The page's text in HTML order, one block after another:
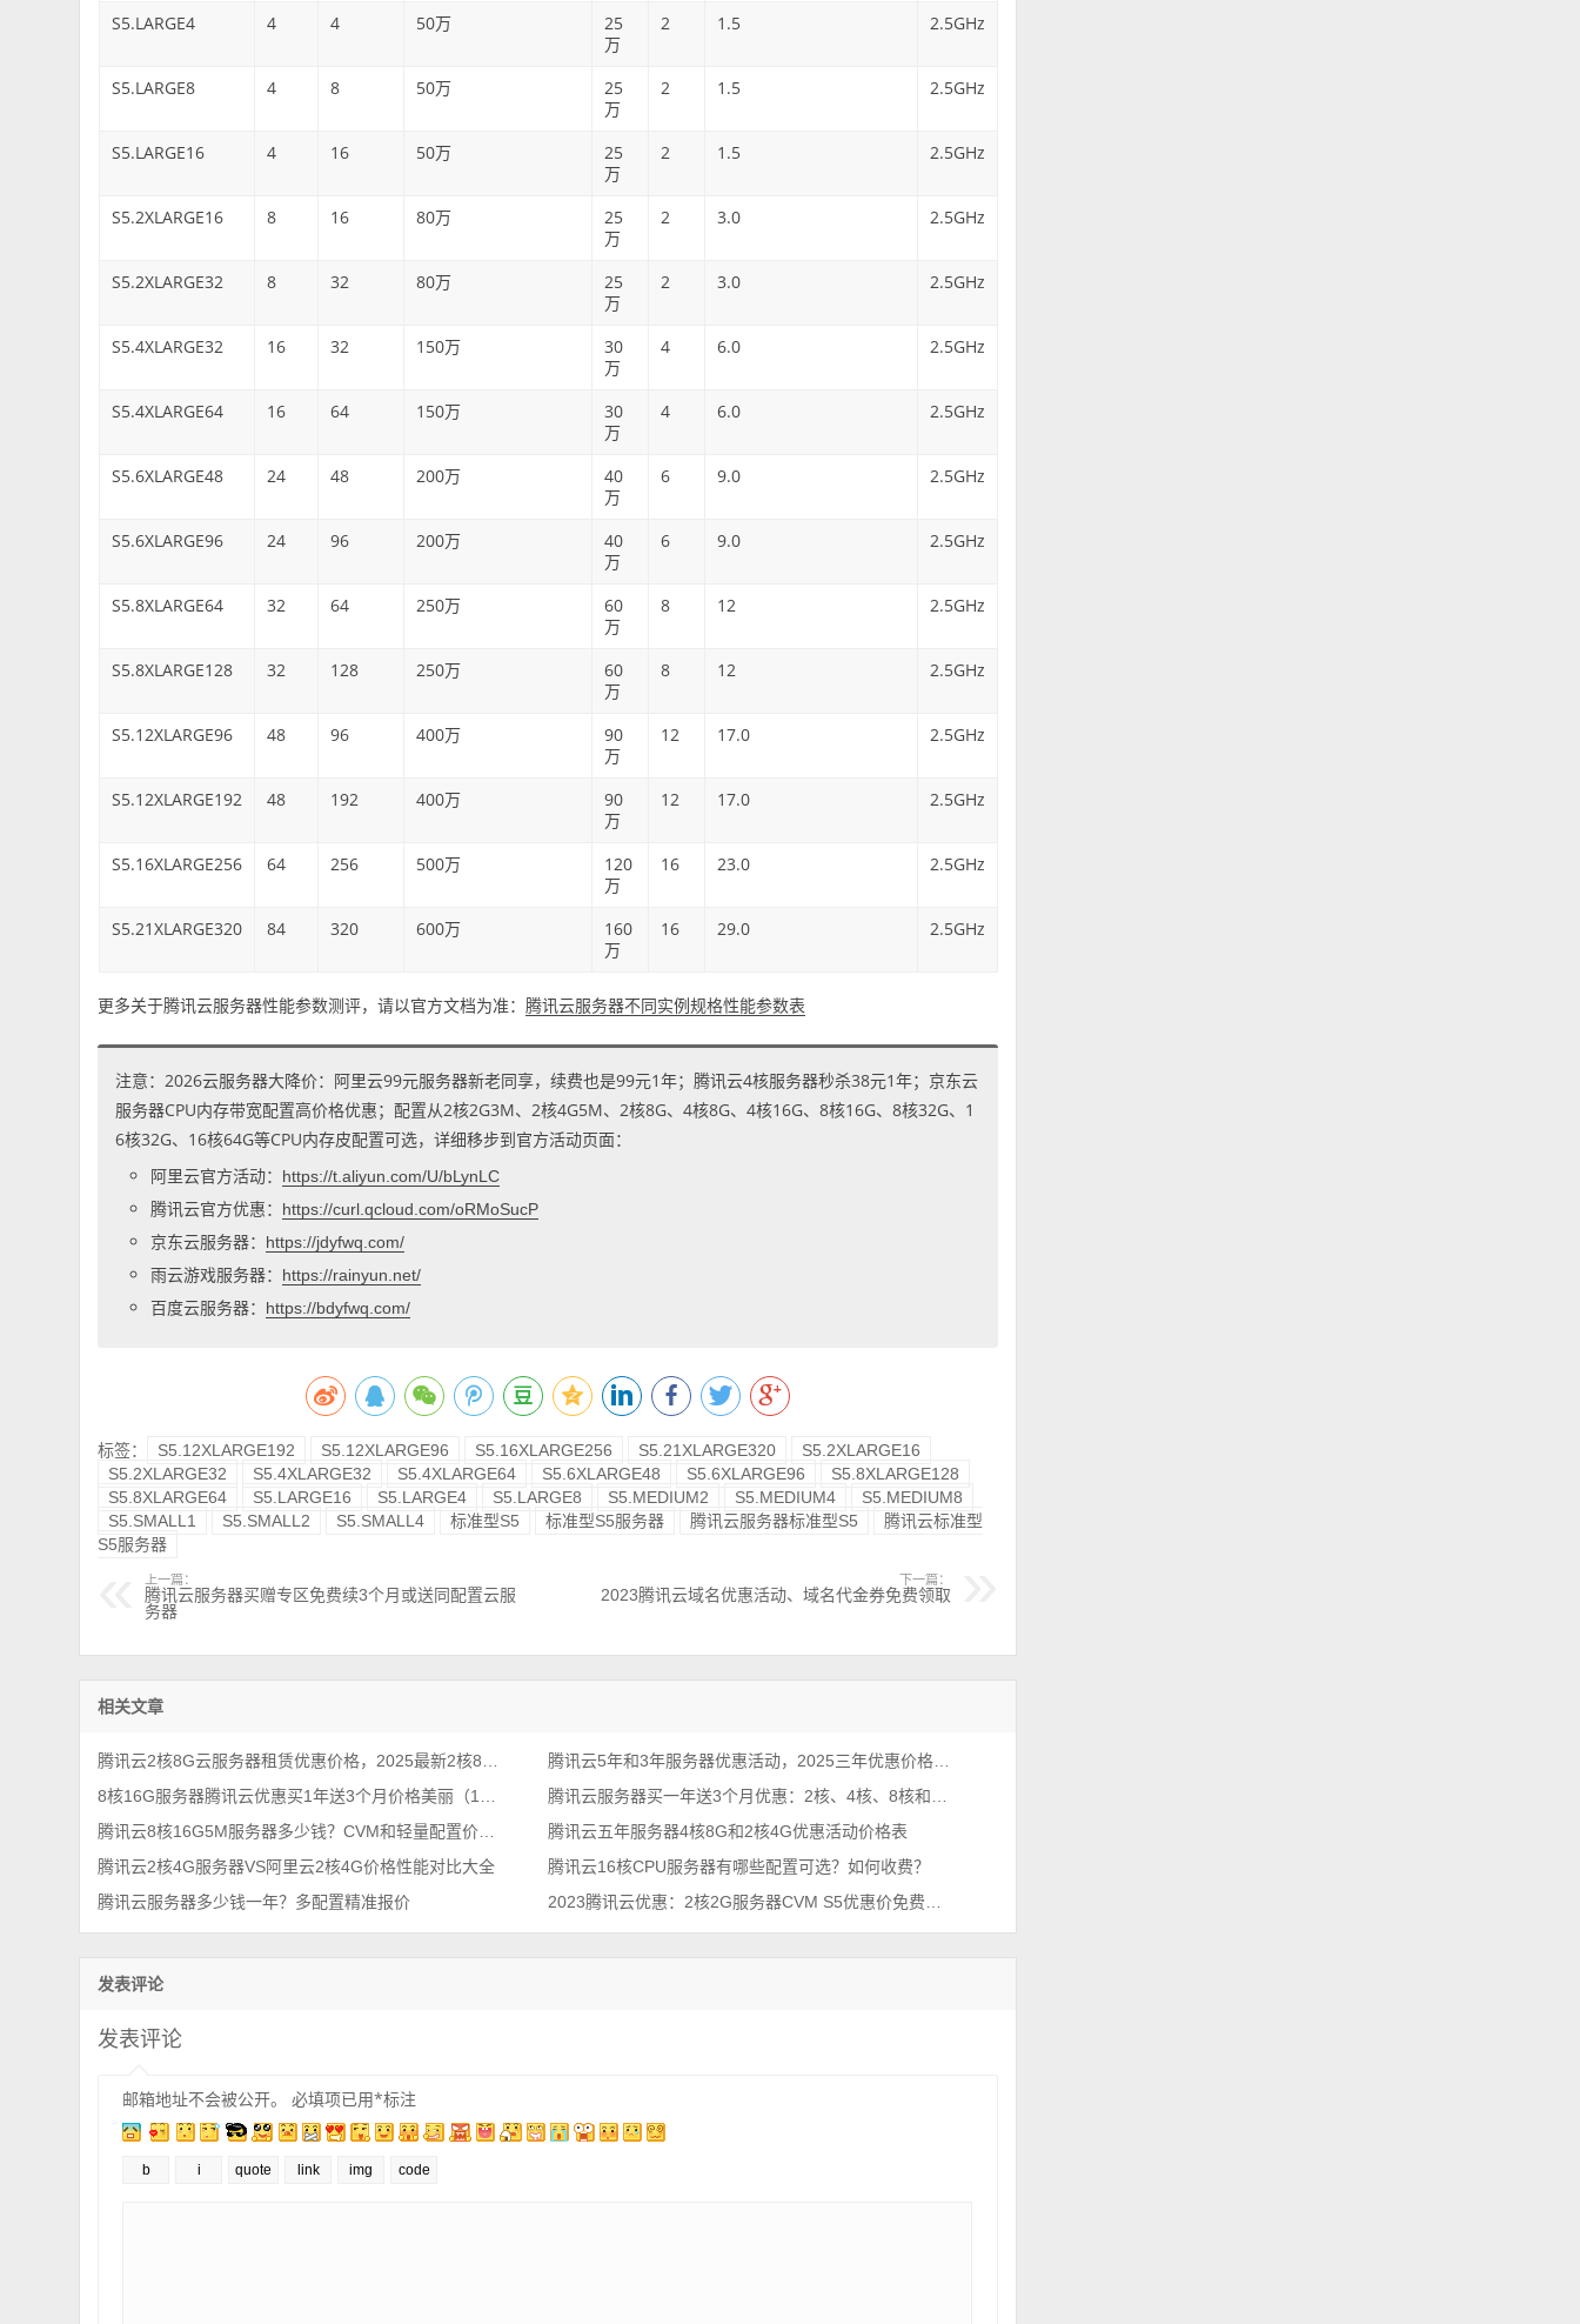
S5.LARGE4 4 4 50万
25
万
2 1.5 2.5GHz
S5.LARGE8 4 8 50万
25
万
2 1.5 2.5GHz
S5.LARGE16 4 16 50万
25
万
2 1.5 2.5GHz
S5.2XLARGE16 8 16 80万
25
万
2 3.0 2.5GHz
S5.2XLARGE32 8 32 80万
25
万
2 3.0 2.5GHz
S5.4XLARGE32 16 32 150万
30
万
4 6.0 2.5GHz
S5.4XLARGE64 16 64 150万
30
万
4 6.0 2.5GHz
S5.6XLARGE48 24 48 200万
40
万
6 9.0 2.5GHz
S5.6XLARGE96 24 96 200万
40
万
6 9.0 2.5GHz
S5.8XLARGE64 32 64 250万
60
万
8 12 2.5GHz
S5.8XLARGE128 32 128 250万
60
万
8 12 2.5GHz
S5.12XLARGE96 48 96 400万
90
万
12 17.0 2.5GHz
S5.12XLARGE192 48 192 400万
90
万
12 17.0 2.5GHz
S5.16XLARGE256 64 256 500万
120
万
16 23.0 2.5GHz
S5.21XLARGE320 84 320 600万
160
万
16 29.0 2.5GHz
更多关于腾讯云服务器性能参数测评，请以官方文档为准：腾讯云服务器不同实例规格性能参数表
注意：2026云服务器大降价：阿里云99元服务器新老同享，续费也是99元1年；腾讯云4核服务器秒杀38元1年；京东云
服务器CPU内存带宽配置高价格优惠；配置从2核2G3M、2核4G5M、2核8G、4核8G、4核16G、8核16G、8核32G、1
6核32G、16核64G等CPU内存皮配置可选，详细移步到官方活动页面：
阿里云官方活动：
https://t.aliyun.com/U/bLynLC
腾讯云官方优惠： https://curl.qcloud.com/oRMoSucP
京东云服务器： https://jdyfwq.com/
雨云游戏服务器： https://rainyun.net/
百度云服务器： https://bdyfwq.com/
标签： S5.12XLARGE192 S5.12XLARGE96 S5.16XLARGE256 S5.21XLARGE320
S5.2XLARGE16
S5.2XLARGE32
S5.4XLARGE32 S5.4XLARGE64 S5.6XLARGE48 S5.6XLARGE96
S5.8XLARGE128
S5.8XLARGE64
S5.LARGE16 S5.LARGE4 S5.LARGE8 S5.MEDIUM2 S5.MEDIUM4
S5.MEDIUM8
S5.SMALL1
S5.SMALL2 S5.SMALL4 标准型S5 标准型S5服务器 腾讯云服务器标准型S5
腾讯云标准型
S5服务器
上一篇：
腾讯云服务器买赠专区免费续3个月或送同配置云服
务器
下一篇：
2023腾讯云域名优惠活动、域名代金券免费领取
相关文章
腾讯云2核8G云服务器租赁优惠价格，2025最新2核8G配置收费标准
腾讯云5年和3年服务器优惠活动，2025三年优惠价格仅需368元
8核16G服务器腾讯云优惠买1年送3个月价格美丽（18M带宽）
腾讯云服务器买一年送3个月优惠：2核、4核、8核和16核配置价格表
腾讯云8核16G5M服务器多少钱？CVM和轻量配置价格表，真优惠！
腾讯云五年服务器4核8G和2核4G优惠活动价格表
腾讯云2核4G服务器VS阿里云2核4G价格性能对比大全
腾讯云16核CPU服务器有哪些配置可选？如何收费？
腾讯云服务器多少钱一年？多配置精准报价
2023腾讯云优惠：2核2G服务器CVM S5优惠价免费续3个月或送同配置
发表评论
发表评论
邮箱地址不会被公开。 必填项已用*标注